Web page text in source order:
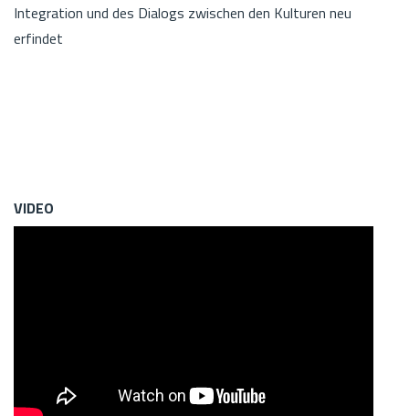
Integration und des Dialogs zwischen den Kulturen neu
erfindet
VIDEO